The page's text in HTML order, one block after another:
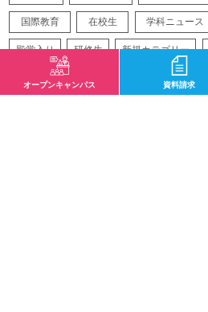
国際教育 在校生 学科ニュース
殿堂入り 研修生 新規カテゴリー
再生医療 バイオテクノロジー
オープンキャンパス 資料請求